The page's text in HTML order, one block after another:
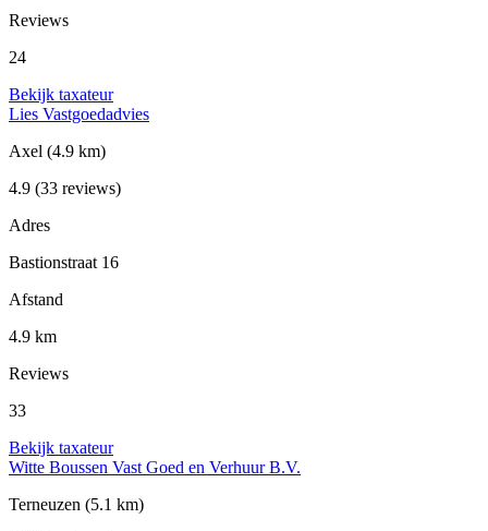
Reviews
24
Bekijk taxateur
Lies Vastgoedadvies
Axel (4.9 km)
4.9 (33 reviews)
Adres
Bastionstraat 16
Afstand
4.9 km
Reviews
33
Bekijk taxateur
Witte Boussen Vast Goed en Verhuur B.V.
Terneuzen (5.1 km)